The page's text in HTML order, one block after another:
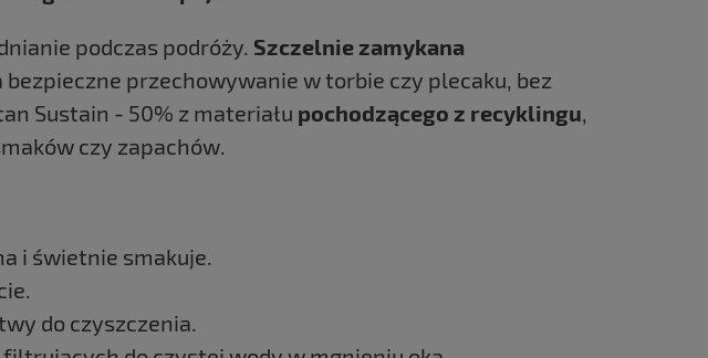
podczas podróży. Szczelnie zamykana
przechowywanie w torbie czy plecaku, bez
Sustain - 50% z materiału pochodzącego z recyklingu,
czy zapachów.
i świetnie smakuje.
do czyszczenia.